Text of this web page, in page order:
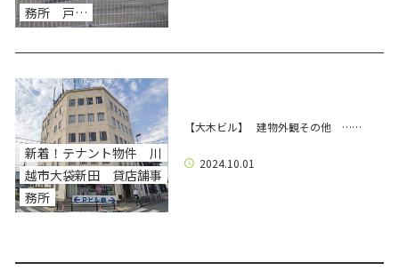
務所 戸…
新着！テナント物件 川
越市大袋新田 貸店舗事
務所
【大木ビル】 建物外観その他 ……
2024.10.01